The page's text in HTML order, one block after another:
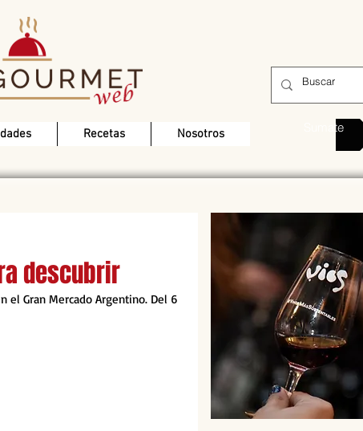
Recetas Nosotros Sumate
descubrir
el Gran Mercado Argentino. Del 6